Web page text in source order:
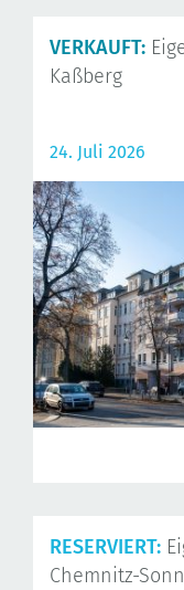
VERKAUFT:
Kaßberg
24. Juli 2026
RESERVIERT:
Chemnitz-